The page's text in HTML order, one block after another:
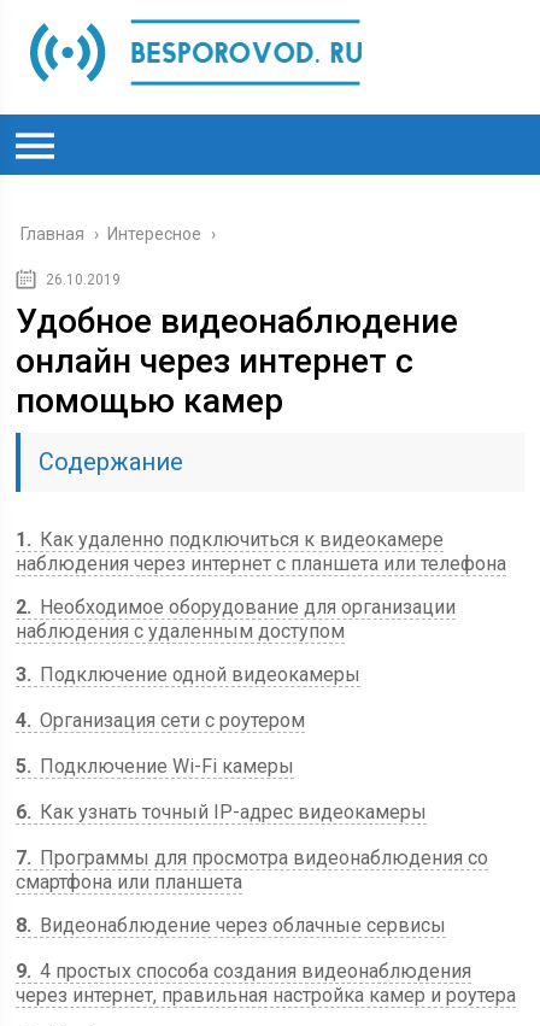
Главная › Интересное ›
26.10.2019
Удобное видеонаблюдение
онлайн через интернет с
помощью камер
Содержание
1
Как удаленно подключиться к видеокамере
наблюдения через интернет с планшета или телефона
2
Необходимое оборудование для организации
наблюдения с удаленным доступом
3
Подключение одной видеокамеры
4 Организация сети с роутером
5
Подключение Wi-Fi камеры
6
Как узнать точный IP-адрес видеокамеры
7
Программы для просмотра видеонаблюдения со
смартфона или планшета
8
Видеонаблюдение через облачные сервисы
9 4 простых способа создания видеонаблюдения
через интернет, правильная настройка камер и роутера